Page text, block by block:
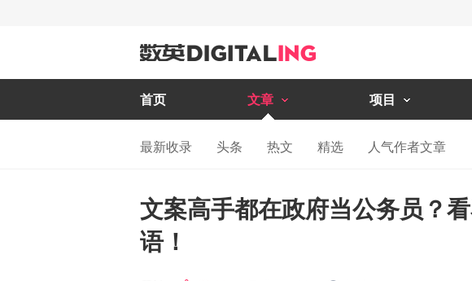
首页 文章 项目
最新收录 头条 热文 精选 人气作者文章
文案高手都在政府当公务员？
语！